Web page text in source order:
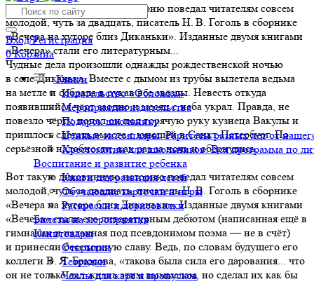
Вход/Регистрация
0 Корзина
Книги
Издательство «Обложка»
Мероприятия издательства
Подарок школьнику
Ценные экземпляры. Раритеты разных лет от
Хрестоматии для школьников. Вся программа по
Воспитание и развитие ребенка
Книги для развития детей
Обучающие карточки и игры
Раскраски и дорисовалки
Билеты на мероприятия
Канцтовары
Открытки
Тетрадки
Чехлы для карт и пропусков
Вот такую диковинную историю поведал читателям совсем
молодой, чуть за двадцать, писатель Н. В. Гоголь в сборнике
«Вечера на хуторе близ Диканьки». Изданные двумя книгами
«Вечера» стали его литературным...
Чудные дела произошли однажды рождественской ночью
в селе Диканька. Вместе с дымом из трубы вылетела ведьма
на метле и собрала в рукав все звёзды. Невесть откуда
появившийся чёрт заодно и месяц с неба украл. Правда, не
повезло чёрту, попал он под горячую руку кузнеца Вакулы и
пришлось слетать вместе с юношей в Санкт-Петербург. По
серьёзной надобности, как раз за ночь и обернулись.
Вот такую диковинную историю поведал читателям совсем
молодой, чуть за двадцать, писатель Н. В. Гоголь в сборнике
«Вечера на хуторе близ Диканьки». Изданные двумя книгами
«Вечера» стали его литературным дебютом (написанная ещё в
гимназии и изданная под псевдонимом поэма — не в счёт)
и принесли бесспорную славу. Ведь, по словам будущего его
коллеги В. Я. Брюсова, «такова была сила его дарования... что
он не только дал жизнь этим вымыслам, но сделал их как бы